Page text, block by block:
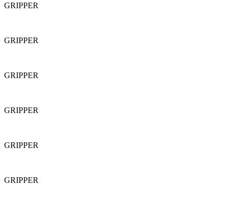
GRIPPER
GRIPPER
GRIPPER
GRIPPER
GRIPPER
GRIPPER